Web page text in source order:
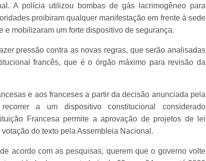
A polícia utilizou bombas de gás lacrimogêneo para
proibiram qualquer manifestação em frente à sede
e mobilizaram um forte dispositivo de segurança.
pressão contra as novas regras, que serão analisadas
francês, que é o órgão máximo para revisão da
e aos franceses a partir da decisão anunciada pela
a um dispositivo constitucional considerado
Francesa permite a aprovação de projetos de lei
do texto pela Assembleia Nacional.
acordo com as pesquisas, querem que o governo volte